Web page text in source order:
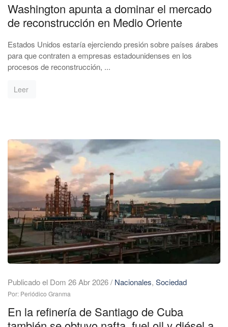
Washington apunta a dominar el mercado
de reconstrucción en Medio Oriente
Estados Unidos estaría ejerciendo presión sobre países árabes
para que contraten a empresas estadounidenses en los
procesos de reconstrucción, ...
Leer
Publicado el Dom 26 Abr 2026/ Nacionales, Sociedad
Por: Periódico Granma
En la refinería de Santiago de Cuba